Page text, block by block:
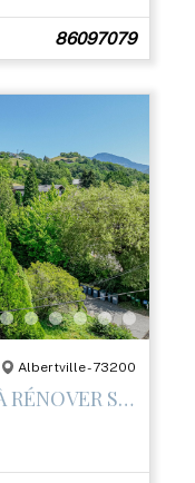
86097079
Albertville - 73200
HAVRE DE PAIX – MAISON À RÉNOVER SUR LES HAUTEURS D’ALBERTVILLE